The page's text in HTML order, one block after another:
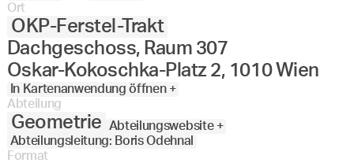
Ort
OKP-Ferstel-Trakt
Dachgeschoss, Raum 307
Oskar-Kokoschka-Platz 2, 1010 Wien
In Kartenanwendung öffnen +
Abteilung
Geometrie
Abteilungswebsite +
Abteilungsleitung: Boris Odehnal
Format